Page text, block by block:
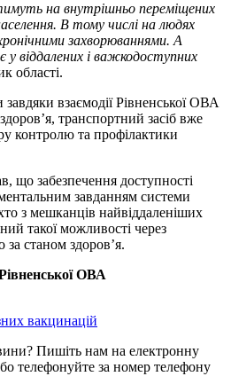
на внутрішньо переміщених
В тому числі на людях
захворюваннями. А
віддалених і важкодоступних
області.
взаємодії Рівненської ОВА
транспортний засіб вже
контролю та профілактики
що забезпечення доступності
завданням системи
з мешканців найвіддаленіших
такої можливості через
за станом здоров’я.
ОВА
вакцинацій
Пишіть нам на електронну
телефонуйте за номер телефону